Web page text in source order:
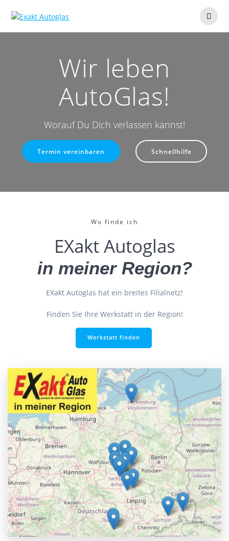
Wir leben
AutoGlas!
Worauf Du Dich verlassen kannst!
Termin vereinbaren Schnellhilfe
Wo finde ich
EXakt Autoglas
in meiner Region?
EXakt Autoglas hat ein breites Filialnetz!
Finden Sie Ihre Werkstatt in der Region!
Werkstatt finden